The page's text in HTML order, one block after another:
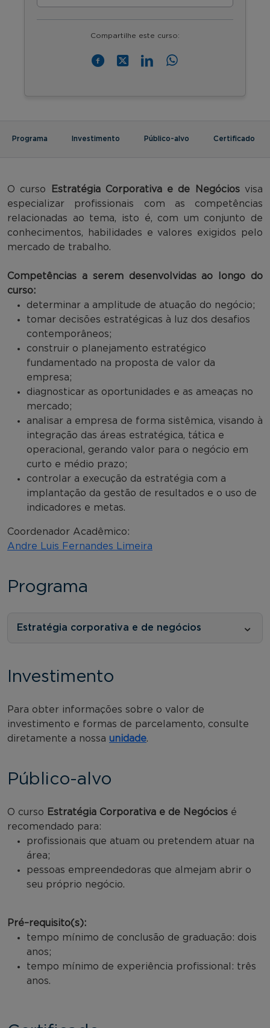
Compartilhe este curso:
Programa Investimento Público-alvo Certificado
O curso Estratégia Corporativa e de Negóciosvisa
especializar profissionais com as competências
relacionadas ao tema, isto é, com um conjunto de
conhecimentos, habilidades e valores exigidos pelo
mercado de trabalho.
Competências a serem desenvolvidas ao longo do
curso:
determinar a amplitude de atuação do negócio;
tomar decisões estratégicas à luz dos desafios
contemporâneos;
construir o planejamento estratégico
fundamentado na proposta de valor da
empresa;
diagnosticar as oportunidades e as ameaças no
mercado;
analisar a empresa de forma sistêmica, visando à
integração das áreas estratégica, tática e
operacional, gerando valor para o negócio em
curto e médio prazo;
controlar a execução da estratégia com a
implantação da gestão de resultados e o uso de
indicadores e metas.
Coordenador Acadêmico:
Andre Luis Fernandes Limeira
Programa
Estratégia corporativa e de negócios
Investimento
Para obter informações sobre o valor de
investimento e formas de parcelamento, consulte
diretamente a nossa unidade.
Público-alvo
O curso Estratégia Corporativa e de Negócios é
recomendado para:
profissionais que atuam ou pretendem atuar na
área;
pessoas empreendedoras que almejam abrir o
seu próprio negócio.
Pré–requisito(s):
tempo mínimo de conclusão de graduação: dois
anos;
tempo mínimo de experiência profissional: três
anos.